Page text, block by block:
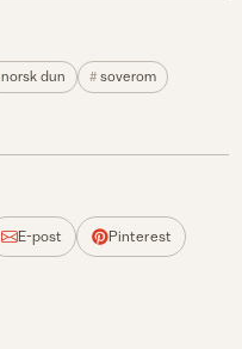
norsk dun
soverom
E-post Pinterest